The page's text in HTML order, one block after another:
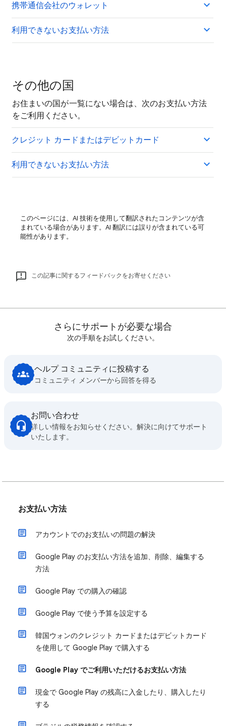
携帯通信会社のウォレット
利用できないお支払い方法
その他の国
お住まいの国が一覧にない場合は、次のお支払い方法
をご利用ください。
クレジット カードまたはデビットカード
利用できないお支払い方法
このページには、AI 技術を使用して翻訳されたコンテンツが含
まれている場合があります。AI 翻訳には誤りが含まれている可
能性があります。
この記事に関するフィードバックをお寄せください
さらにサポートが必要な場合
次の手順をお試しください。
ヘルプ コミュニティに投稿する
コミュニティ メンバーから回答を得る
お問い合わせ
詳しい情報をお知らせください。解決に向けてサポート
いたします。
お支払い方法
アカウントでのお支払いの問題の解決
Google Play のお支払い方法を追加、削除、編集する
方法
Google Play での購入の確認
Google Play で使う予算を設定する
韓国ウォンのクレジット カードまたはデビットカード
を使用して Google Play で購入する
Google Play でご利用いただけるお支払い方法
現金で Google Play の残高に入金したり、購入したり
する